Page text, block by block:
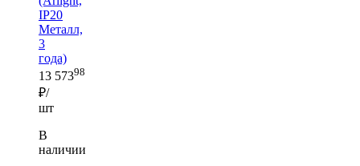
IP20
Металл,
3
года)
13 57398
₽/
шт
В
наличии